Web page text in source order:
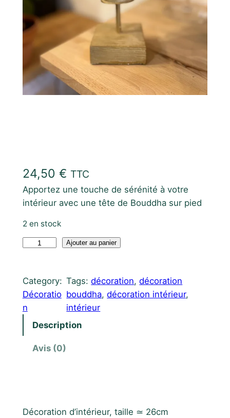
24,50 € TTC
Apportez une touche de sérénité à votre
intérieur avec une tête de Bouddha sur pied
2 en stock
n
t
i
é
Ajouter au panier
Category:
Décoratio
n
Tags:décoration, décoration
bouddha, décoration intérieur
intérieur
Description
Avis (0)
Décoration d’intérieur, taille ≃ 26cm